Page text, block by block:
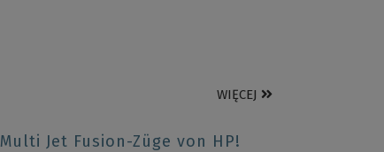
WIĘCEJ
Multi Jet Fusion-Züge von HP!